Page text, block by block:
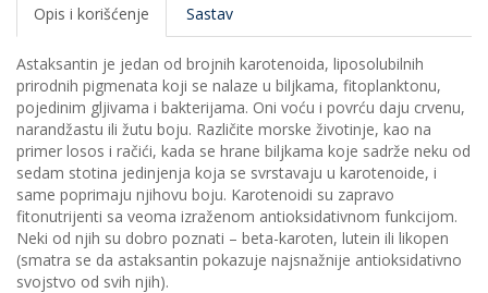
Opis i korišćenje Sastav
Astaksantin je jedan od brojnih karotenoida, liposolubilnih
prirodnih pigmenata koji se nalaze u biljkama, fitoplanktonu,
pojedinim gljivama i bakterijama. Oni voću i povrću daju crvenu,
narandžastu ili žutu boju. Različite morske životinje, kao na
primer losos i račići, kada se hrane biljkama koje sadrže neku od
sedam stotina jedinjenja koja se svrstavaju u karotenoide, i
same poprimaju njihovu boju. Karotenoidi su zapravo
fitonutrijenti sa veoma izraženom antioksidativnom funkcijom.
Neki od njih su dobro poznati – beta-karoten, lutein ili likopen
(smatra se da astaksantin pokazuje najsnažnije antioksidativno
svojstvo od svih njih).